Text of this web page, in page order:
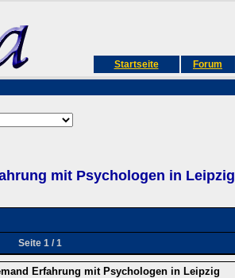
Startseite Forum
mit Psychologen in Leipzig
Seite 1 / 1
Erfahrung mit Psychologen in Leipzig